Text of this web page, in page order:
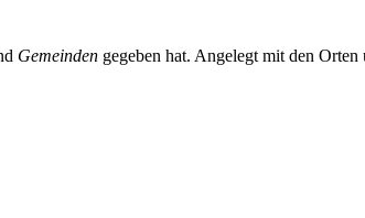
Gemeinden gegeben hat. Angelegt mit den